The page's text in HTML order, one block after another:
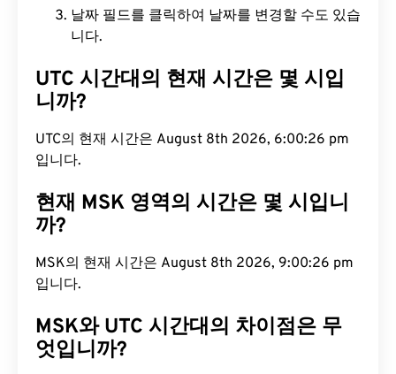
날짜 필드를 클릭하여 날짜를 변경할 수도 있습
니다.
UTC 시간대의 현재 시간은 몇 시입
니까?
UTC의 현재 시간은 August 8th 2026, 6:00:27 pm입
니다.
현재 MSK 영역의 시간은 몇 시입니
까?
MSK의 현재 시간은 August 8th 2026, 9:00:27 pm
입니다.
MSK와 UTC 시간대의 차이점은 무
엇입니까?